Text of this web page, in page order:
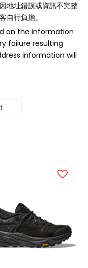
地址錯誤或資訊不完整
自行負擔。
on the information
failure resulting
information will